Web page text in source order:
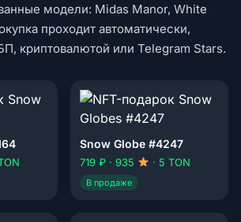
модели: Midas Manor, White
проходит автоматически,
криптовалютой или Telegram Stars.
Snow Globe #4247
719 ₽ · 935 · 5 TON
В продаже